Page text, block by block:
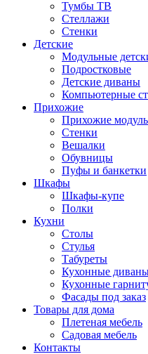
Тумбы ТВ
Стеллажи
Стенки
Детские
Модульные
Подростковые
Детские диваны
Компьютерные
Прихожие
Прихожие
Стенки
Вешалки
Обувницы
Пуфы и банкетки
Шкафы
Шкафы-купе
Полки
Кухни
Столы
Стулья
Табуреты
Кухонные
Кухонные
Фасады под заказ
Товары для дома
Плетеная мебель
Садовая мебель
Контакты